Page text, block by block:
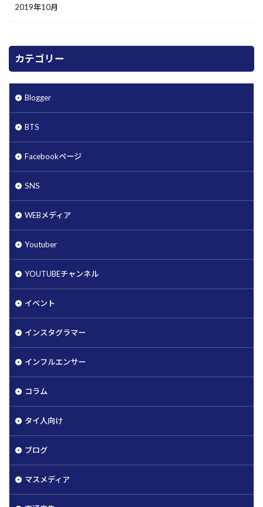
2019年10月
カテゴリー
Blogger
BTS
Facebookページ
SNS
WEBメディア
Youtuber
YOUTUBEチャンネル
イベント
インスタグラマー
インフルエンサー
コラム
タイ人向け
ブログ
マスメディア